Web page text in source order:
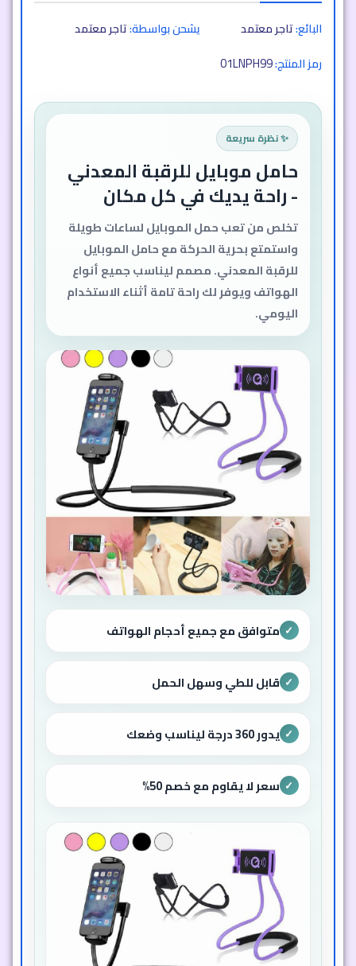
البائع:تاجر معتمد يشحن بواسطة:تاجر معتمد
رمز المنتج:01LNPH99
✨ نظرة سريعة
حامل موبايل للرقبة المعدني
- راحة يديك في كل مكان
تخلص من تعب حمل الموبايل لساعات طويلة
واستمتع بحرية الحركة مع حامل الموبايل
للرقبة المعدني. مصمم ليناسب جميع أنواع
الهواتف ويوفر لك راحة تامة أثناء الاستخدام
اليومي.
✓ متوافق مع جميع أحجام الهواتف
✓ قابل للطي وسهل الحمل
✓ يدور 360 درجة ليناسب وضعك
✓ سعر لا يقاوم مع خصم 50%